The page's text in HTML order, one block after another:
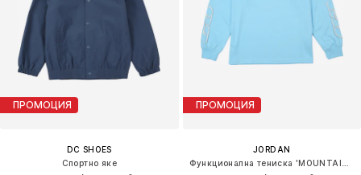
ПРОМОЦИЯ
DC SHOES
Спортно яке
ПРОМОЦИЯ
JORDAN